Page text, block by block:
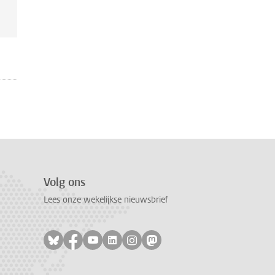
Volg ons
Lees onze wekelijkse nieuwsbrief
Volg ons op bluesky
Volg ons op facebook
Volg ons op youtube
Volg ons op linkedin
Volg ons op instagram
Volg ons op mastodon